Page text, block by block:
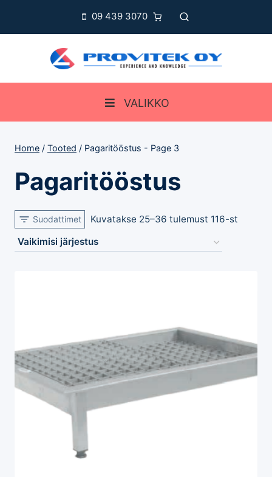
09 439 3070
VALIKKO
Home / Tooted / Pagaritööstus - Page 3
Pagaritööstus
Suodattimet Kuvatakse 25–36 tulemust 116-st